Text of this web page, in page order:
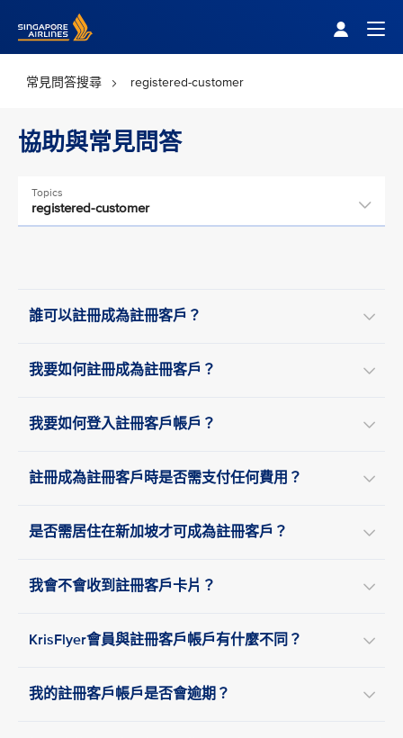
常見問答搜尋 registered-customer
協助與常見問答
Topics
registered-customer
誰可以註冊成為註冊客戶？
我要如何註冊成為註冊客戶？
我要如何登入註冊客戶帳戶？
註冊成為註冊客戶時是否需支付任何費用？
是否需居住在新加坡才可成為註冊客戶？
我會不會收到註冊客戶卡片？
KrisFlyer會員與註冊客戶帳戶有什麼不同？
我的註冊客戶帳戶是否會逾期？